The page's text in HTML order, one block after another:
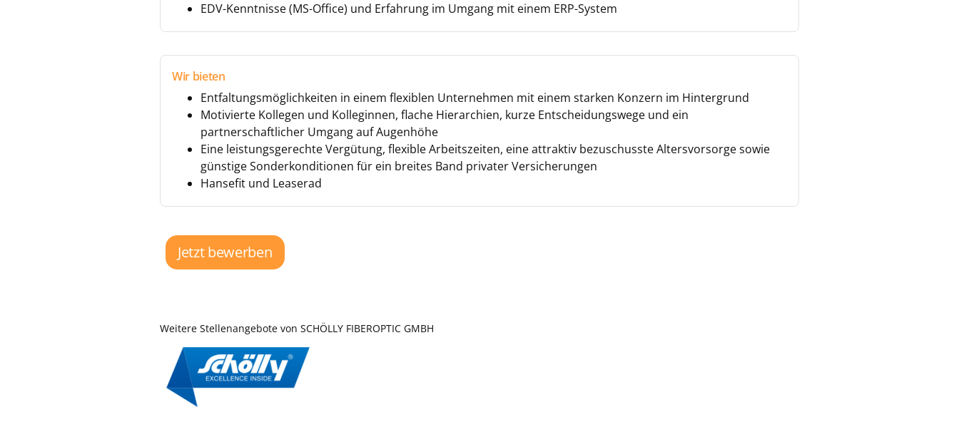
EDV-Kenntnisse (MS-Office) und Erfahrung im Umgang mit einem ERP-System
Wir bieten
Entfaltungsmöglichkeiten in einem flexiblen Unternehmen mit einem starken Konzern im Hintergrund
Motivierte Kollegen und Kolleginnen, flache Hierarchien, kurze Entscheidungswege und ein
partnerschaftlicher Umgang auf Augenhöhe
Eine leistungsgerechte Vergütung, flexible Arbeitszeiten, eine attraktiv bezuschusste Altersvorsorge sowie
günstige Sonderkonditionen für ein breites Band privater Versicherungen
Hansefit und Leaserad
Jetzt bewerben
Weitere Stellenangebote von SCHÖLLY FIBEROPTIC GMBH